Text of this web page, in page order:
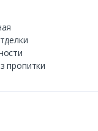
пропитки